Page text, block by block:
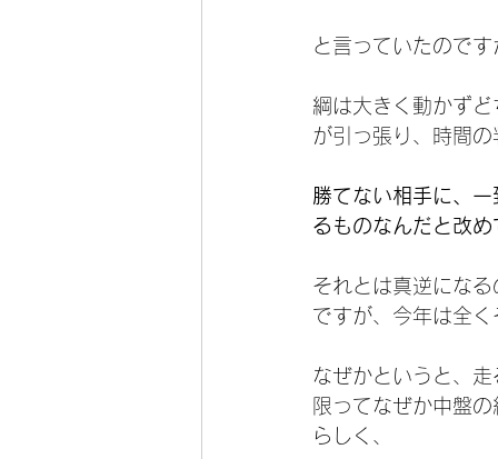
と言っていたので
綱は大きく動かず
が引っ張り、時間の
勝てない相手に、
るものなんだと改め
それとは真逆にな
ですが、今年は全
なぜかというと、
限ってなぜか中盤
らしく、